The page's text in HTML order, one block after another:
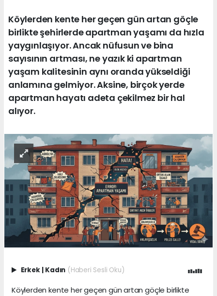
Köylerden kente her geçen gün artan göçle
birlikte şehirlerde apartman yaşamı da hızla
yaygınlaşıyor. Ancak nüfusun ve bina
sayısının artması, ne yazık ki apartman
yaşam kalitesinin aynı oranda yükseldiği
anlamına gelmiyor. Aksine, birçok yerde
apartman hayatı adeta çekilmez bir hal
alıyor.
Erkek Kadın (Haberi Sesli Oku)
Köylerden kente her geçen gün artan göçle birlikte